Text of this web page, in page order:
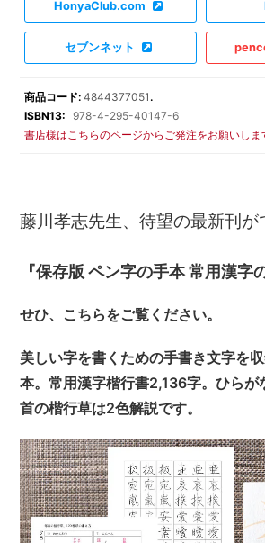
HonyaClub.com
セブンネット
商品コード:4844377051 .
ISBN13:
978-4-295-40147-6
書店様はこちらのページからご発注をお願いし
藤川孝志先生、待望の最新刊が
『保存版 ペン字の手本 常用漢字
せひ、こちらをご覧ください。
美しい字を書くための手書き文字を
本。常用漢字楷行書2,136字。ひらが
首の楷行草は2色解説です。